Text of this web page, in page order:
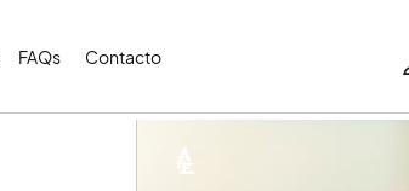
FAQs Contacto